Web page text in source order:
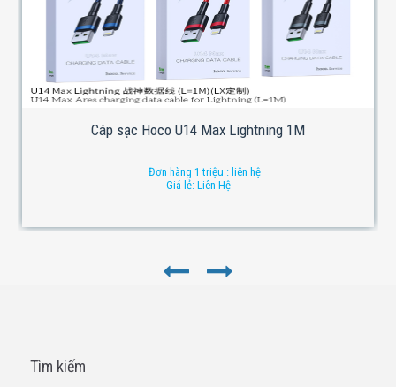
Cáp sạc Hoco U14 Max Lightning 1M
Đơn hàng 1 triệu : liên hệ
Giá lẻ: Liên Hệ
Tìm kiếm